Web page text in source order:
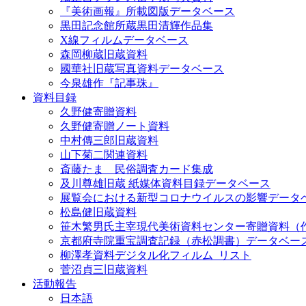
『美術画報』所載図版データベース
黒田記念館所蔵黒田清輝作品集
X線フィルムデータベース
森岡柳蔵旧蔵資料
國華社旧蔵写真資料データベース
今泉雄作『記事珠』
資料目録
久野健寄贈資料
久野健寄贈ノート資料
中村傳三郎旧蔵資料
山下菊二関連資料
斎藤たま 民俗調査カード集成
及川尊雄旧蔵 紙媒体資料目録データベース
展覧会における新型コロナウイルスの影響データ
松島健旧蔵資料
笹木繁男氏主宰現代美術資料センター寄贈資料（
京都府寺院重宝調査記録（赤松調書）データベー
柳澤孝資料デジタル化フィルム_リスト
菅沼貞三旧蔵資料
活動報告
日本語